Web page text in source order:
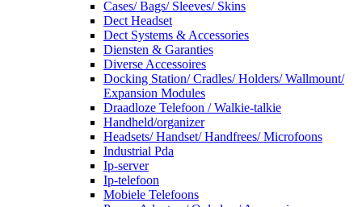
Cases/ Bags/ Sleeves/ Skins
Dect Headset
Dect Systems & Accessories
Diensten & Garanties
Diverse Accessoires
Docking Station/ Cradles/ Holders/ Wallmount/
Expansion Modules
Draadloze Telefoon / Walkie-talkie
Handheld/organizer
Headsets/ Handset/ Handfrees/ Microfoons
Industrial Pda
Ip-server
Ip-telefoon
Mobiele Telefoons